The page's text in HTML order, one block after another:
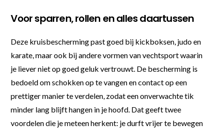
Voor sparren, rollen en alles daartussen
Deze kruisbescherming past goed bij kickboksen, judo en
karate, maar ook bij andere vormen van vechtsport waarin
je liever niet op goed geluk vertrouwt. De bescherming is
bedoeld om schokken op te vangen en contact op een
prettiger manier te verdelen, zodat een onverwachte tik
minder lang blijft hangen in je hoofd. Dat geeft twee
voordelen die je meteen herkent: je durft vrijer te bewegen